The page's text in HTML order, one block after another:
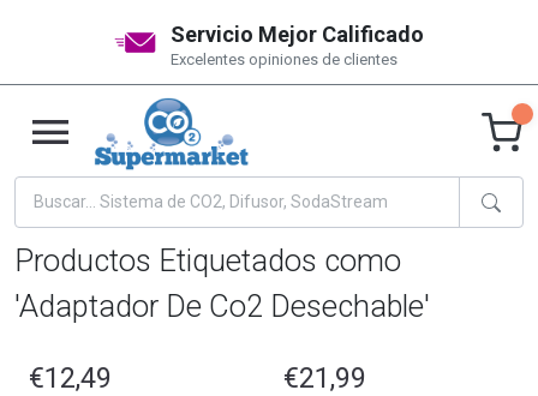
Servicio Mejor Calificado
Excelentes opiniones de clientes
Productos Etiquetados como
'Adaptador De Co2 Desechable'
€12,49 €21,99